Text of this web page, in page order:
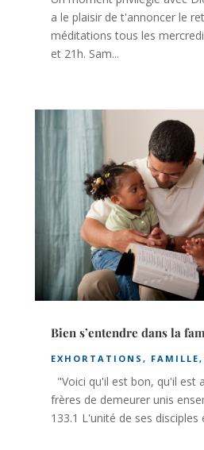
a le plaisir de t'annoncer le
méditations tous les
et 21h. Sam...
Bien s’entendre dans la
EXHORTATIONS , FAMILLE,
"Voici qu'il est bon, qu'il est
frères de demeurer unis
133.1 L'unité de ses disciples